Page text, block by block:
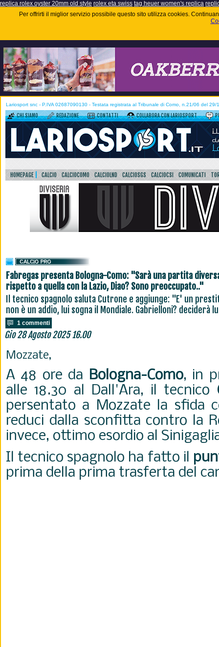
replica rolex oyster 20mm old style rolex eta swiss tag heuer women's replica
Per offrirti il miglior servizio possibile questo sito utilizza cookies.
Lariosport snc - P.IVA 02687090130 - Testata registrata al Tribunale di Como, n.21/06 del 29/
CHI SIAMO REDAZIONE CONTATTI COLLABORA CON LARIOSPORT
HOMEPAGE CALCIO CALCIOCOMO CALCIOLND CALCIOSGS CALCIOCSI COMUNICATI
Fabregas presenta Bologna-Como: "Sarà una partita
rispetto a quella con la Lazio, Diao? Sono preoccupato.."
Il tecnico spagnolo saluta Cutrone e aggiunge: "E' un
non è un addio, lui sogna il Mondiale. Gabrielloni? deciderà
1 commenti
Gio 28 Agosto 2025 16.00
Mozzate,
A 48 ore da Bologna-Como, in
alle 18.30 al Dall'Ara, il tecnico
persentato a Mozzate la sfida
reduci dalla sconfitta contro la
invece, ottimo esordio al
Il tecnico spagnolo ha fatto il
prima della prima trasferta del